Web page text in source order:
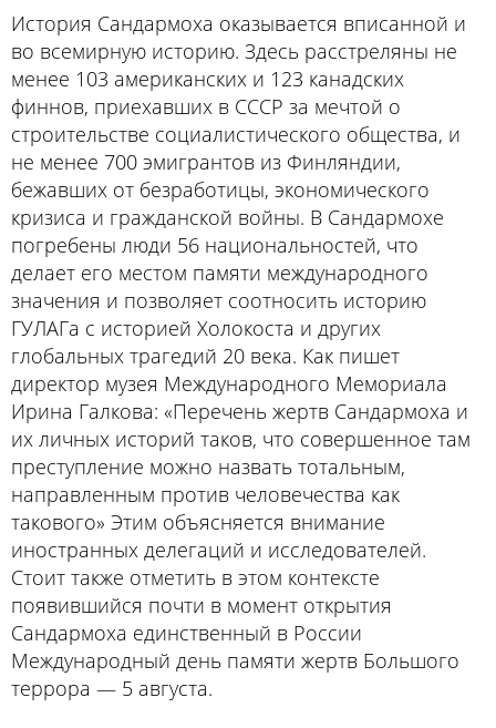
История Сандармоха оказывается вписанной и
во всемирную историю. Здесь расстреляны не
менее 103 американских и 123 канадских
финнов, приехавших в СССР за мечтой о
строительстве социалистического общества, и
не менее 700 эмигрантов из Финляндии,
бежавших от безработицы, экономического
кризиса и гражданской войны. В Сандармохе
погребены люди 56 национальностей, что
делает его местом памяти международного
значения и позволяет соотносить историю
ГУЛАГа с историей Холокоста и других
глобальных трагедий 20 века. Как пишет
директор музея Международного Мемориала
Ирина Галкова: «Перечень жертв Сандармоха и
их личных историй таков, что совер­шенное там
преступление можно назвать тотальным,
направленным против человечества как
такового» Этим объясняется внимание
иностранных делегаций и исследователей.
Стоит также отметить в этом контексте
появившийся почти в момент открытия
Сандармоха единственный в России
Международный день памяти жертв Большого
террора — 5 августа.